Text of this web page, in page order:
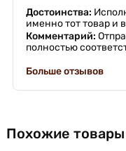
Достоинства:
именно тот товар и
Комментарий:
полностью
Больше отзывов
Похожие товары